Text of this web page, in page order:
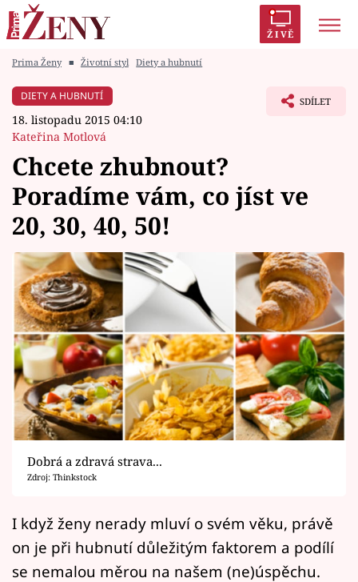
ŽIVĚ
Módní alarm
Zrádci
Témata
Celebrity
Vztahy
Seriály
Horoskopy
Sledujte prima+
Filmový festival Karlovy Vary
Pořady
Mámy sobě
Přihlášení
Prima Ženy ■ Životní styl Diety a hubnutí
DIETY A HUBNUTÍ
18. listopadu 2015 04:10
Kateřina Motlová
SDÍLET
Chcete zhubnout?
Poradíme vám, co jíst ve
20, 30, 40, 50!
Dobrá a zdravá strava...
Zdroj: Thinkstock
I když ženy nerady mluví o svém věku, právě
on je při hubnutí důležitým faktorem a podílí
se nemalou měrou na našem (ne)úspěchu.